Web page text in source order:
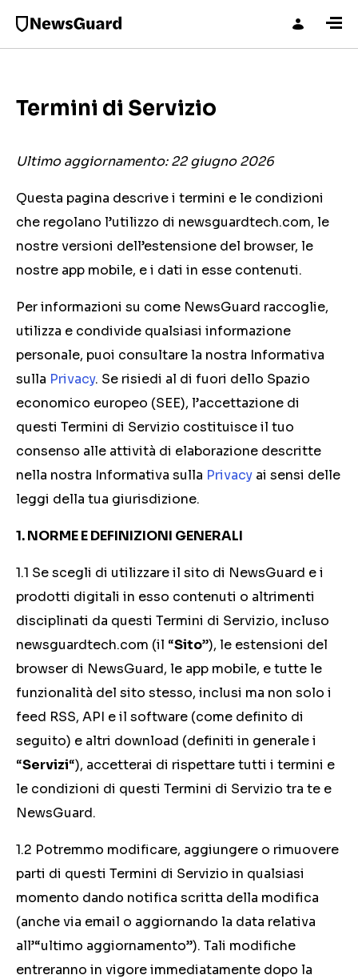
Termini di Servizio
Ultimo aggiornamento:22 giugno 2026
Questa pagina descrive i termini e le condizioni
che regolano l’utilizzo di newsguardtech.com, le
nostre versioni dell’estensione del browser, le
nostre app mobile, e i dati in esse contenuti.
Per informazioni su come NewsGuard raccoglie,
utilizza e condivide qualsiasi informazione
personale, puoi consultare la nostra Informativa
sulla Privacy. Se risiedi al di fuori dello Spazio
economico europeo (SEE), l’accettazione di
questi Termini di Servizio costituisce il tuo
consenso alle attività di elaborazione descritte
nella nostra Informativa sulla Privacy ai sensi delle
leggi della tua giurisdizione.
1. NORME E DEFINIZIONI GENERALI
1.1 Se scegli di utilizzare il sito di NewsGuard e i
prodotti digitali in esso contenuti o altrimenti
disciplinati da questi Termini di Servizio, incluso
newsguardtech.com (il “Sito”), le estensioni del
browser di NewsGuard, le app mobile, e tutte le
funzionalità del sito stesso, inclusi ma non solo i
feed RSS, API e il software (come definito di
seguito) e altri download (definiti in generale i
“Servizi“), accetterai di rispettare tutti i termini e
le condizioni di questi Termini di Servizio tra te e
NewsGuard.
1.2 Potremmo modificare, aggiungere o rimuovere
parti di questi Termini di Servizio in qualsiasi
momento dando notifica scritta della modifica
(anche via email o aggiornando la data relativa
all’“ultimo aggiornamento”). Tali modifiche
entreranno in vigore immediatamente dopo la